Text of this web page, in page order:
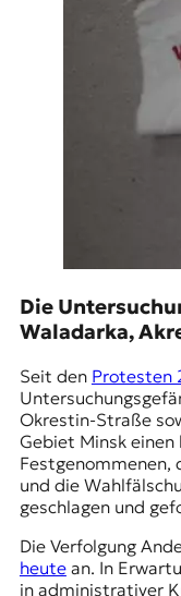
p
a
Die
Waladarka,
Seit den Protesten
Okrestin-Straße
Gebiet Minsk
Festgenommenen,
und die
geschlagen und
Die Verfolgung
heutean. In
in administrativer